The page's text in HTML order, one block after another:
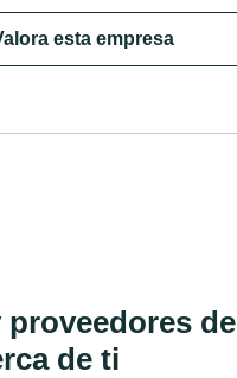
esta empresa
proveedores de
de ti